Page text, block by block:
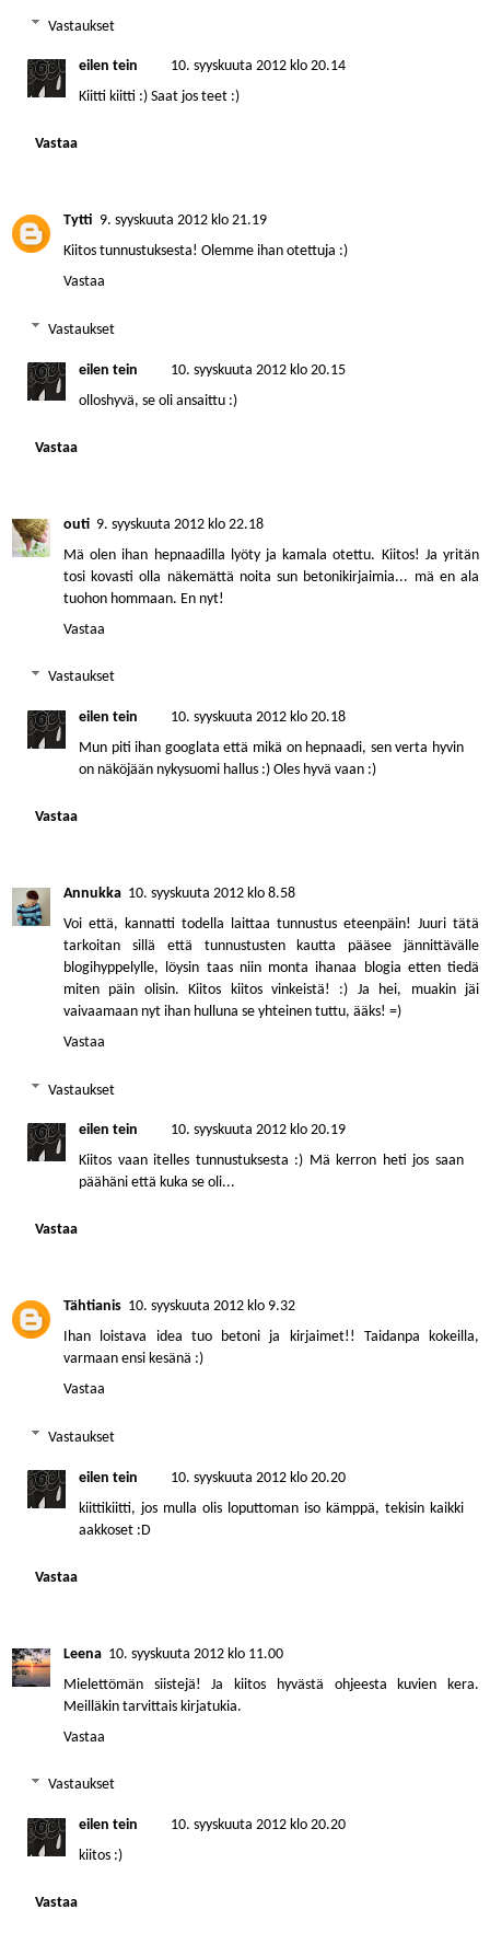
Vastaukset
eilen tein
10. syyskuuta 2012 klo 20.14
Kiitti kiitti :) Saat jos teet :)
Vastaa
Tytti 9. syyskuuta 2012 klo 21.19
Kiitos tunnustuksesta! Olemme ihan otettuja :)
Vastaa
Vastaukset
eilen tein
10. syyskuuta 2012 klo 20.15
olloshyvä, se oli ansaittu :)
Vastaa
outi 9. syyskuuta 2012 klo 22.18
Mä olen ihan hepnaadilla lyöty ja kamala otettu. Kiitos! Ja yritän
tosi kovasti olla näkemättä noita sun betonikirjaimia... mä en ala
tuohon hommaan. En nyt!
Vastaa
Vastaukset
eilen tein
10. syyskuuta 2012 klo 20.18
Mun piti ihan googlata että mikä on hepnaadi, sen verta hyvin
on näköjään nykysuomi hallus :) Oles hyvä vaan :)
Vastaa
Annukka 10. syyskuuta 2012 klo 8.58
Voi että, kannatti todella laittaa tunnustus eteenpäin! Juuri tätä
tarkoitan sillä että tunnustusten kautta pääsee jännittävälle
blogihyppelylle, löysin taas niin monta ihanaa blogia etten tiedä
miten päin olisin. Kiitos kiitos vinkeistä! :) Ja hei, muakin jäi
vaivaamaan nyt ihan hulluna se yhteinen tuttu, ääks! =)
Vastaa
Vastaukset
eilen tein
10. syyskuuta 2012 klo 20.19
Kiitos vaan itelles tunnustuksesta :) Mä kerron heti jos saan
päähäni että kuka se oli...
Vastaa
Tähtianis 10. syyskuuta 2012 klo 9.32
Ihan loistava idea tuo betoni ja kirjaimet!! Taidanpa kokeilla,
varmaan ensi kesänä :)
Vastaa
Vastaukset
eilen tein
10. syyskuuta 2012 klo 20.20
kiittikiitti, jos mulla olis loputtoman iso kämppä, tekisin kaikki
aakkoset :D
Vastaa
Leena 10. syyskuuta 2012 klo 11.00
Mielettömän siistejä! Ja kiitos hyvästä ohjeesta kuvien kera.
Meilläkin tarvittais kirjatukia.
Vastaa
Vastaukset
eilen tein
10. syyskuuta 2012 klo 20.20
kiitos :)
Vastaa